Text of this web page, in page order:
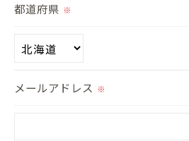
都道府県 ※
メールアドレス ※